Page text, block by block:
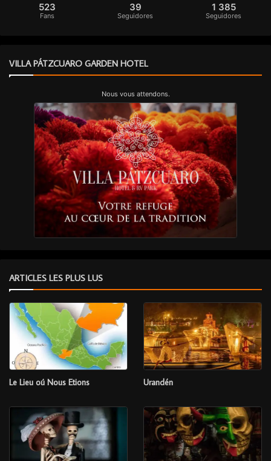
523
Fans
39
Seguidores
1 385
Seguidores
VILLA PÁTZCUARO GARDEN HOTEL
Nous vous attendons.
ARTICLES LES PLUS LUS
Le Lieu oú Nous Etions Urandén